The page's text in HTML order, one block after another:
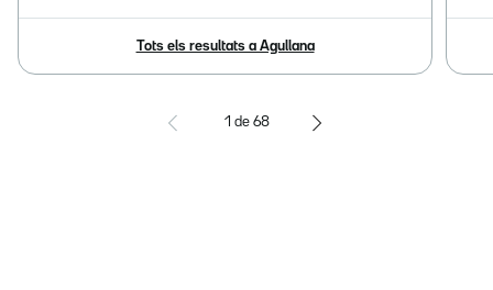
Tots els resultats a Agullana
1 de 68